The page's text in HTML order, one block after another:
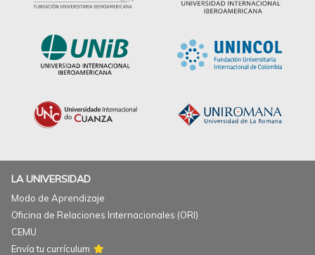
LA UNIVERSIDAD
Modo de Aprendizaje
Oficina de Relaciones Internacionales (ORI)
CEMU
Envía tu currículum